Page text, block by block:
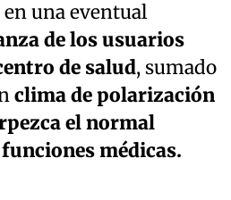
una eventual
de los usuarios
de salud, sumado
clima de polarización
el normal
médicas.